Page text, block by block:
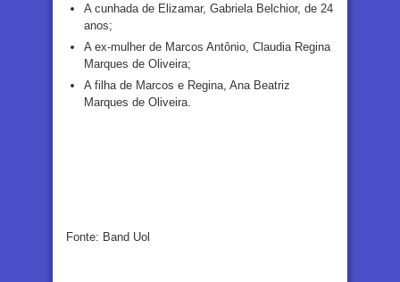
A cunhada de Elizamar, Gabriela Belchior, de 24
anos;
A ex-mulher de Marcos Antônio, Claudia Regina
Marques de Oliveira;
A filha de Marcos e Regina, Ana Beatriz
Marques de Oliveira.
Fonte: Band Uol